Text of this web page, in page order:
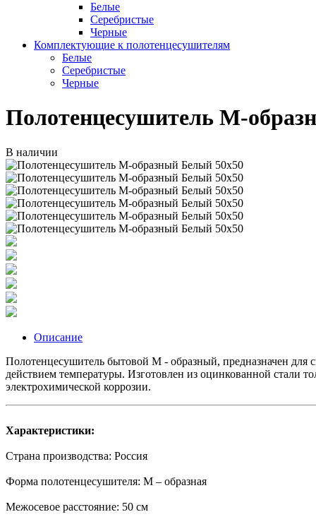
Белые
Серебристые
Черные
Комплектующие к полотенцесушителям
Белые
Серебристые
Черные
Полотенцесушитель М-
В наличии
Описание
Полотенцесушитель бытовой М - образный, предназначен
действием температуры. Изготовлен из оцинкованной
электрохимической коррозии.
Характеристики:
Страна производства: Россия
Форма полотенцесушителя: М – образная
Межосевое расстояние: 50 см